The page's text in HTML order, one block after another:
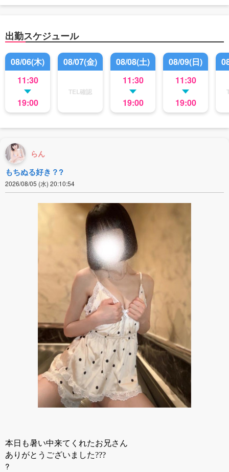
出勤スケジュール
08/06(木)
11:30
19:00
08/07(金)
TEL確認
08/08(土)
11:30
19:00
08/09(日)
11:30
19:00
らん
もちぬる好き？?
2026/08/05 (水) 20:10:54
本日も暑い中来てくれたお兄さん
ありがとうございました???
?